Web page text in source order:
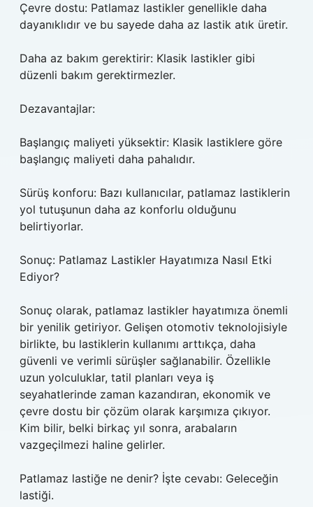
Çevre dostu: Patlamaz lastikler genellikle daha
dayanıklıdır ve bu sayede daha az lastik atık üretir.
Daha az bakım gerektirir: Klasik lastikler gibi
düzenli bakım gerektirmezler.
Dezavantajlar:
Başlangıç maliyeti yüksektir: Klasik lastiklere göre
başlangıç maliyeti daha pahalıdır.
Sürüş konforu: Bazı kullanıcılar, patlamaz lastiklerin
yol tutuşunun daha az konforlu olduğunu
belirtiyorlar.
Sonuç: Patlamaz Lastikler Hayatımıza Nasıl Etki
Ediyor?
Sonuç olarak, patlamaz lastikler hayatımıza önemli
bir yenilik getiriyor. Gelişen otomotiv teknolojisiyle
birlikte, bu lastiklerin kullanımı arttıkça, daha
güvenli ve verimli sürüşler sağlanabilir. Özellikle
uzun yolculuklar, tatil planları veya iş
seyahatlerinde zaman kazandıran, ekonomik ve
çevre dostu bir çözüm olarak karşımıza çıkıyor.
Kim bilir, belki birkaç yıl sonra, arabaların
vazgeçilmezi haline gelirler.
Patlamaz lastiğe ne denir? İşte cevabı: Geleceğin
lastiği.